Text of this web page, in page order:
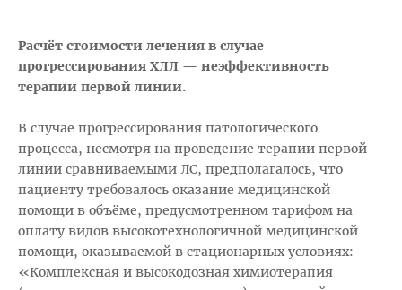
Расчёт стоимости лечения в случае
прогрессирования ХЛЛ — неэффективность
терапии первой линии.
В случае прогрессирования патологического
процесса, несмотря на проведение терапии первой
линии сравниваемыми ЛС, предполагалось, что
пациенту требовалось оказание медицинской
помощи в объёме, предусмотренном тарифом на
оплату видов высокотехнологичной медицинской
помощи, оказываемой в стационарных условиях:
«Комплексная и высокодозная химиотерапия